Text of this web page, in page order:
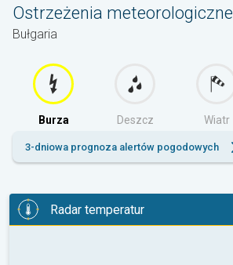
Ostrzeżenia meteorologiczne
Bułgaria
Burza Deszcz Wiatr
3-dniowa prognoza alertów pogodowych
Radar temperatur